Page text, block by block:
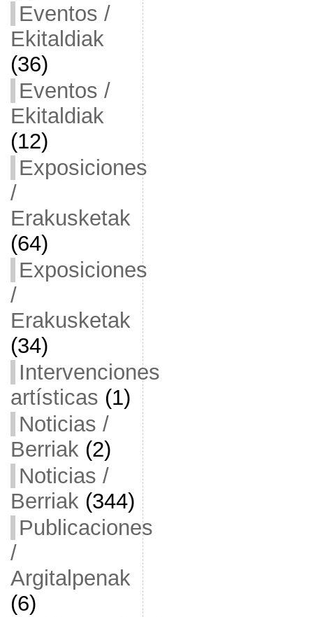
Eventos /
Ekitaldiak
(36)
Eventos /
Ekitaldiak
(12)
Exposiciones
/
Erakusketak
(64)
Exposiciones
/
Erakusketak
(34)
Intervenciones
artísticas (1)
Noticias /
Berriak(2)
Noticias /
Berriak(344)
Publicaciones
/
Argitalpenak
(6)